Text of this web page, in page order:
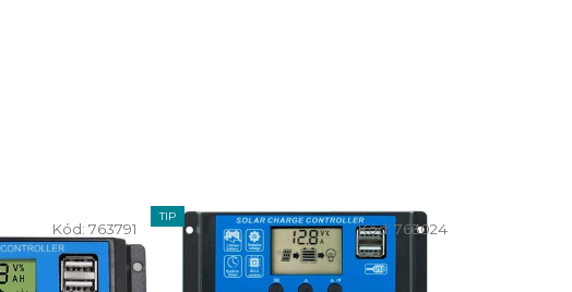
Kód: 763791
TIP
Kód: 763024